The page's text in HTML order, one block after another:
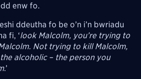
enw fo.
ddeutha fo be o’n i’n bwriadu
fi, ‘look Malcolm, you’re trying to
Not trying to kill Malcolm,
alcoholic – the person you
.’